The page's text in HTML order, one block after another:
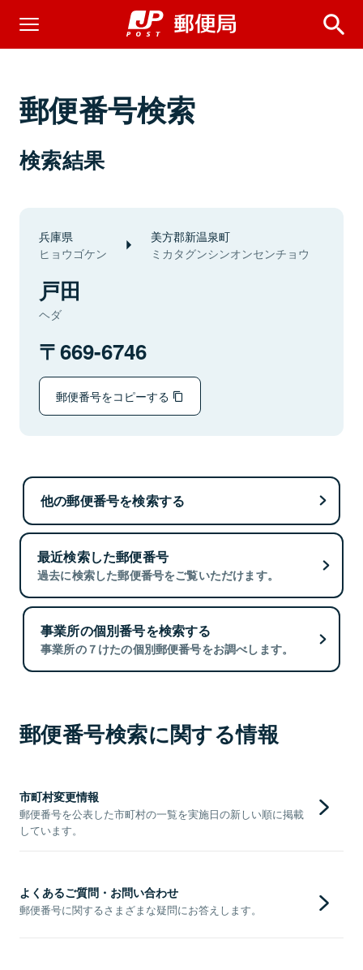
郵便番号検索
検索結果
兵庫県
ヒョウゴケン
美方郡新温泉町
ミカタグンシンオンセンチョウ
戸田
ヘダ
669-6746
郵便番号をコピーする
他の郵便番号を検索する
最近検索した郵便番号
過去に検索した郵便番号をご覧いただけます。
事業所の個別番号を検索する
事業所の７けたの個別郵便番号をお調べします。
郵便番号検索に関する情報
市町村変更情報
郵便番号を公表した市町村の一覧を実施日の新しい順に掲載
しています。
よくあるご質問・お問い合わせ
郵便番号に関するさまざまな疑問にお答えします。